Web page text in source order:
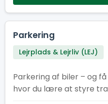
Parkering
Lejrplads & Lejrliv (LEJ)
Parkering af biler – og
hvor du lære at styre